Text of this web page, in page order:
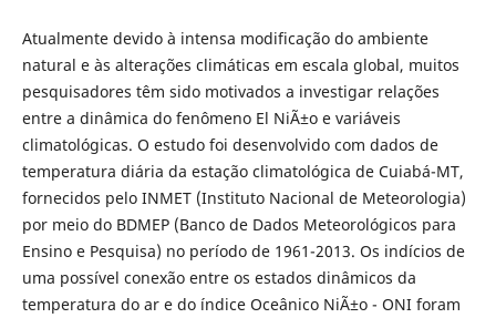
Atualmente devido à intensa modificação do ambiente
natural e às alterações climáticas em escala global, muitos
pesquisadores têm sido motivados a investigar relações
entre a dinâmica do fenômeno El NiÃ±o e variáveis
climatológicas. O estudo foi desenvolvido com dados de
temperatura diária da estação climatológica de Cuiabá-MT,
fornecidos pelo INMET (Instituto Nacional de Meteorologia)
por meio do BDMEP (Banco de Dados Meteorológicos para
Ensino e Pesquisa) no período de 1961-2013. Os indícios de
uma possível conexão entre os estados dinâmicos da
temperatura do ar e do índice Oceânico NiÃ±o - ONI foram